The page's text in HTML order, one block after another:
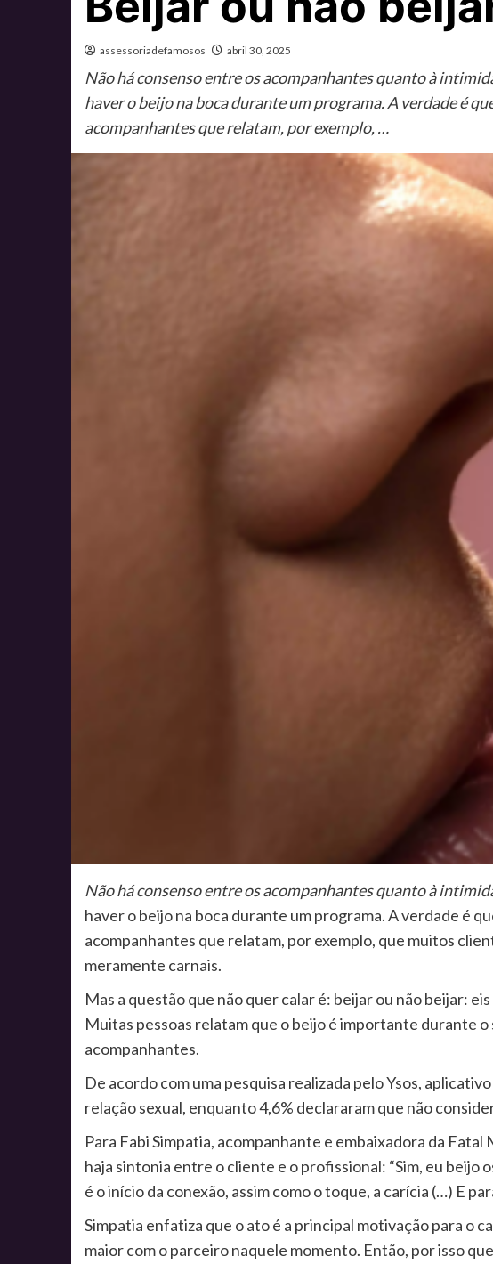
assessoriadefamosos abril 30, 2025
Não há consenso entre os acompanhantes quanto à
haver o beijo na boca durante um programa. A verdade é
acompanhantes que relatam, por exemplo, …
Não há consenso entre os acompanhantes quanto à
haver o beijo na boca durante um programa. A verdade é
acompanhantes que relatam, por exemplo, que muitos
meramente carnais.
Mas a questão que não quer calar é: beijar ou não beijar:
Muitas pessoas relatam que o beijo é importante durante
acompanhantes.
De acordo com uma pesquisa realizada pelo Ysos,
relação sexual, enquanto 4,6% declararam que não
Para Fabi Simpatia, acompanhante e embaixadora da
haja sintonia entre o cliente e o profissional: “Sim, eu beijo
é o início da conexão, assim como o toque, a carícia (…) E
Simpatia enfatiza que o ato é a principal motivação para o
maior com o parceiro naquele momento. Então, por isso